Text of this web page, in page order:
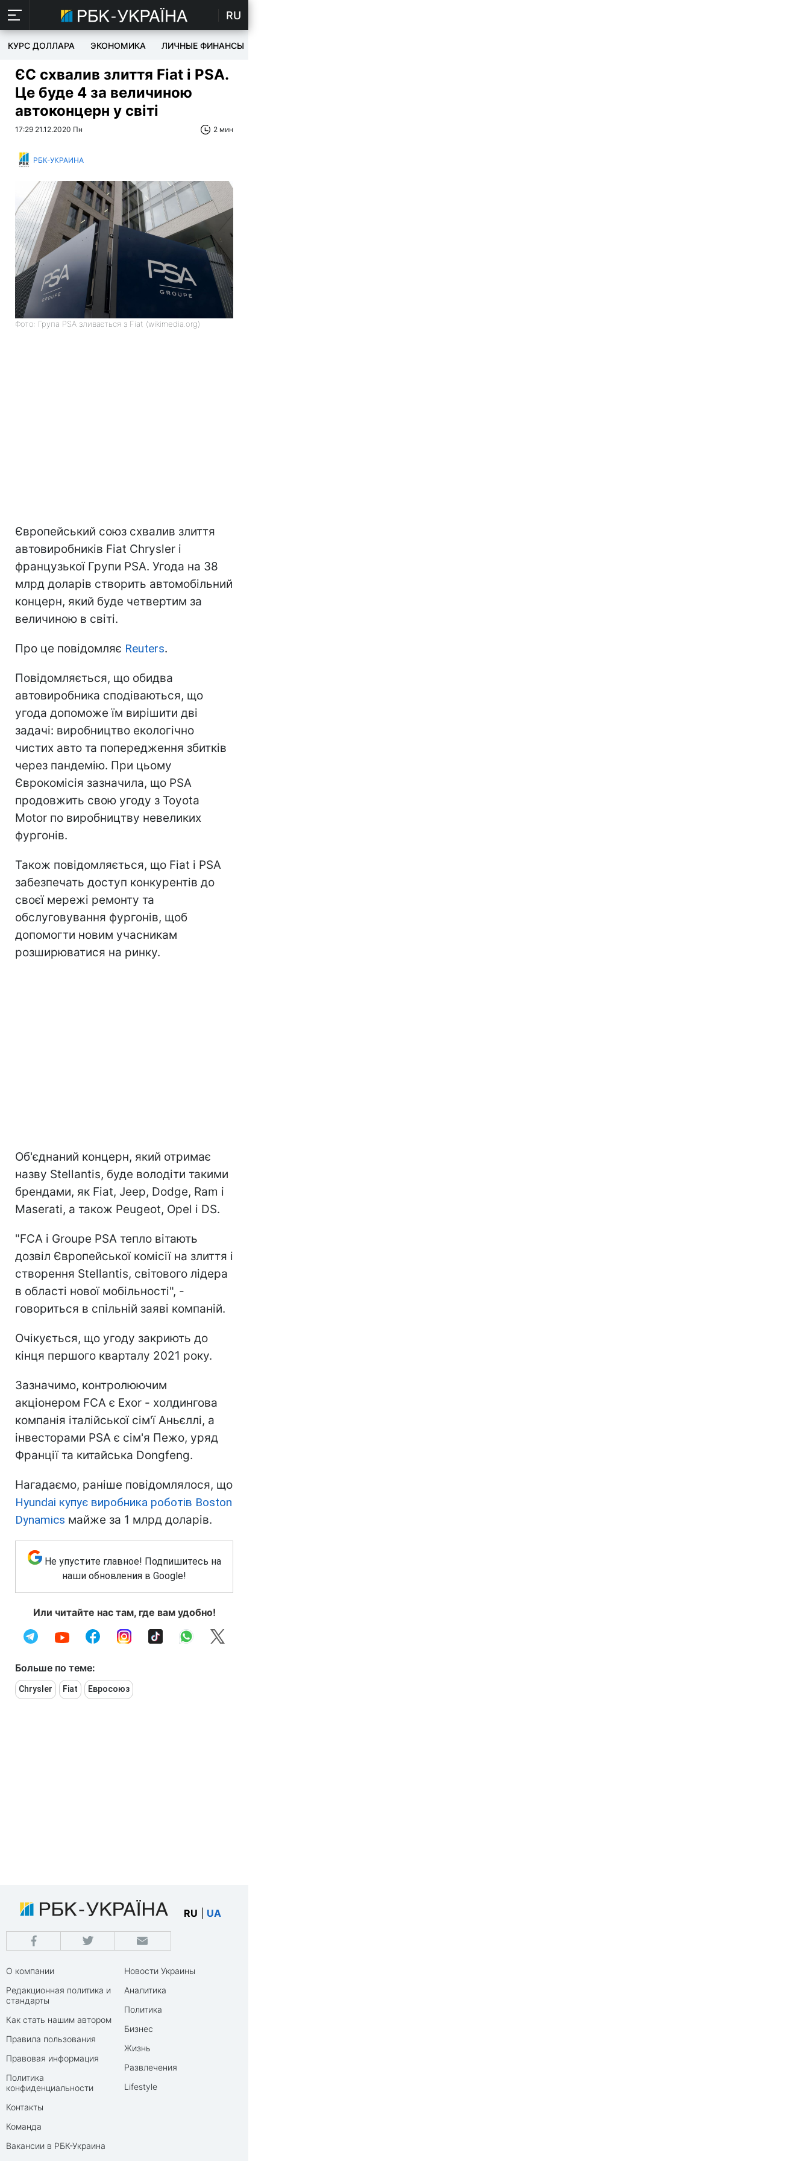
RU
КУРС ДОЛЛАРА ЭКОНОМИКА ЛИЧНЫЕ ФИНАНСЫ
ЄС схвалив злиття Fiat і PSA.
Це буде 4 за величиною
автоконцерн у світі
17:29 21.12.2020 Пн 2 мин
РБК-УКРАИНА
Фото: Група PSA зливається з Fiat (wikimedia.org)
Європейський союз схвалив злиття
автовиробників Fiat Chrysler і
французької Групи PSA. Угода на 38
млрд доларів створить автомобільний
концерн, який буде четвертим за
величиною в світі.
Про це повідомляє Reuters.
Повідомляється, що обидва
автовиробника сподіваються, що
угода допоможе їм вирішити дві
задачі: виробництво екологічно
чистих авто та попередження збитків
через пандемію. При цьому
Єврокомісія зазначила, що PSA
продовжить свою угоду з Toyota
Motor по виробництву невеликих
фургонів.
Також повідомляється, що Fiat і PSA
забезпечать доступ конкурентів до
своєї мережі ремонту та
обслуговування фургонів, щоб
допомогти новим учасникам
розширюватися на ринку.
Об'єднаний концерн, який отримає
назву Stellantis, буде володіти такими
брендами, як Fiat, Jeep, Dodge, Ram і
Maserati, а також Peugeot, Opel і DS.
"FCA і Groupe PSA тепло вітають
дозвіл Європейської комісії на злиття і
створення Stellantis, світового лідера
в області нової мобільності", -
говориться в спільній заяві компаній.
Очікується, що угоду закриють до
кінця першого кварталу 2021 року.
Зазначимо, контролюючим
акціонером FCA є Exor - холдингова
компанія італійської сім'ї Аньєллі, а
інвесторами PSA є сім'я Пежо, уряд
Франції та китайська Dongfeng.
Нагадаємо, раніше повідомлялося, що
Hyundai купує виробника роботів Boston
Dynamics майже за 1 млрд доларів.
Не упустите главное! Подпишитесь на
наши обновления в Google!
Или читайте нас там, где вам удобно!
Больше по теме:
Chrysler Fiat Евросоюз
RU UA
О компании
Редакционная политика и
стандарты
Как стать нашим автором
Правила пользования
Правовая информация
Политика
конфиденциальности
Контакты
Команда
Вакансии в РБК-Украина
Новости Украины
Аналитика
Политика
Бизнес
Жизнь
Развлечения
Lifestyle